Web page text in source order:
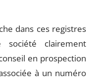
dans ces registres
clairement
en prospection
à un numéro